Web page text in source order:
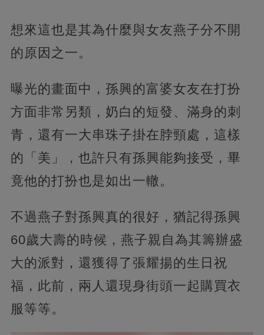
想來這也是其為什麼與女友燕子分不開
的原因之一。
曝光的畫面中，孫興的富婆女友在打扮
方面非常另類，奶白的短發、滿身的刺
青，還有一大串珠子掛在脖頸處，這樣
的「美」，也許只有孫興能夠接受，畢
竟他的打扮也是如出一轍。
不過燕子對孫興真的很好，猶記得孫興
60歲大壽的時候，燕子親自為其籌辦盛
大的派對，還獲得了張耀揚的生日祝
福，此前，兩人還現身街頭一起購買衣
服等等。